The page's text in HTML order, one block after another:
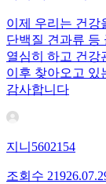
이제 우리는 건강
단백질 견과류 등
열심히 하고 건강
이후 찾아오고 있
감사합니다
지니5602154
조회수 219